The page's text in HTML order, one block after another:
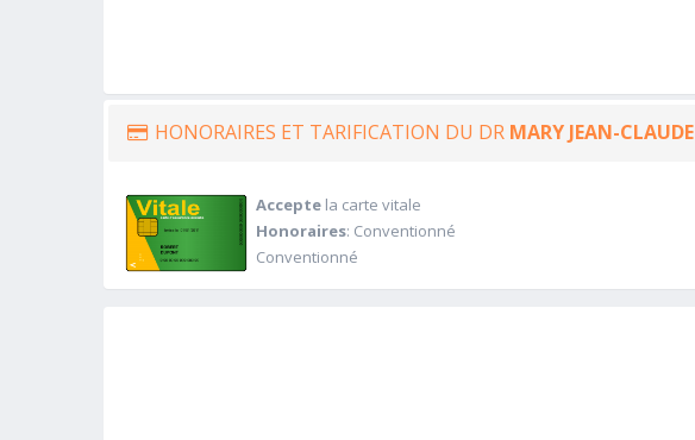
HONORAIRES ET TARIFICATION DU DR MARY JEAN-CLAUDE
Acceptela carte vitale
Honoraires: Conventionné
Conventionné